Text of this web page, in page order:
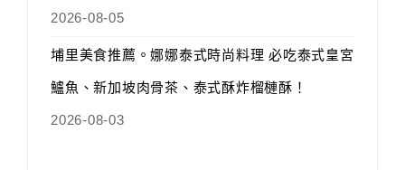
2026-08-05
埔里美食推薦。娜娜泰式時尚料理 必吃泰式皇宮
鱸魚、新加坡肉骨茶、泰式酥炸榴槤酥！
2026-08-03